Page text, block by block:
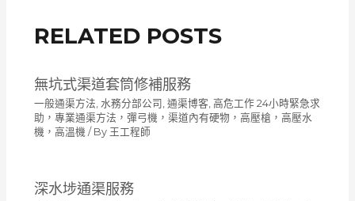
RELATED POSTS
無坑式渠道套筒修補服務
一般通渠方法, 水務分部公司 , 通渠博客, 高危工作 24小時緊急求
助，專業通渠方法，彈弓機，渠道內有硬物，高壓槍，高壓水
機，高溫機 / By 王工程師
深水埗通渠服務